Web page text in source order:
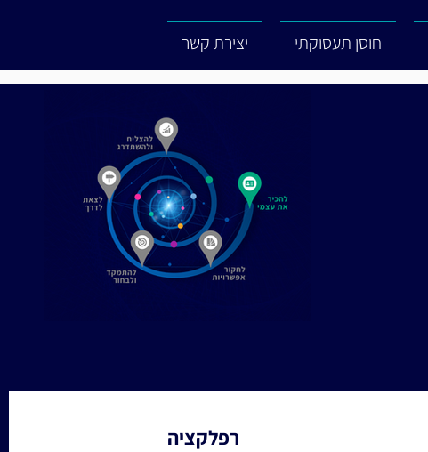
חוסן תעסוקתי יצירת קשר
רפלקציה